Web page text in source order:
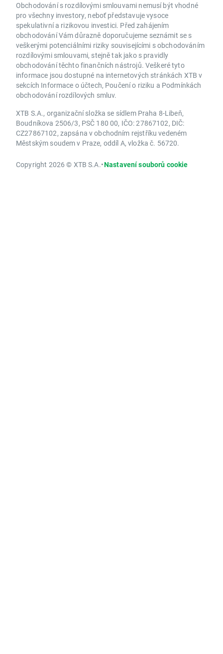
Obchodování s rozdílovými smlouvami nemusí být vhodné
pro všechny investory, neboť představuje vysoce
spekulativní a rizikovou investici. Před zahájením
obchodování Vám důrazně doporučujeme seznámit se s
veškerými potenciálními riziky souvisejícími s obchodováním
rozdílovými smlouvami, stejně tak jako s pravidly
obchodování těchto finančních nástrojů. Veškeré tyto
informace jsou dostupné na internetových stránkách XTB v
sekcích Informace o účtech, Poučení o riziku a Podmínkách
obchodování rozdílových smluv.
XTB S.A., organizační složka se sídlem Praha 8-Libeň,
Boudníkova 2506/3, PSČ 180 00, IČO: 27867102, DIČ:
CZ27867102, zapsána v obchodním rejstříku vedeném
Městským soudem v Praze, oddíl A, vložka č. 56720.
Copyright 2026 © XTB S.A.•Nastavení souborů cookie